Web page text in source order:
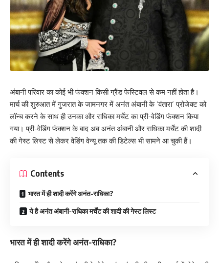
अंबानी परिवार का कोई भी फंक्शन किसी ग्रैंड फेस्टिवल से कम नहीं होता है।
मार्च की शुरुआत में गुजरात के जामनगर में अनंत अंबानी के ‘वंतारा’ प्रोजेक्ट को
लॉन्च करने के साथ ही उनका और राधिका मर्चेंट का प्री-वेडिंग फंक्शन किया
गया। प्री-वेडिंग फंक्शन के बाद अब अनंत अंबानी और राधिका मर्चेंट की शादी
की गेस्ट लिस्ट से लेकर वेडिंग वेन्यू तक की डिटेल्स भी सामने आ चुकी हैं।
Contents
भारत में ही शादी करेंगे अनंत-राधिका?
ये है अनंत अंबानी-राधिका मर्चेंट की शादी की गेस्ट लिस्ट
भारत में ही शादी करेंगे अनंत-राधिका?